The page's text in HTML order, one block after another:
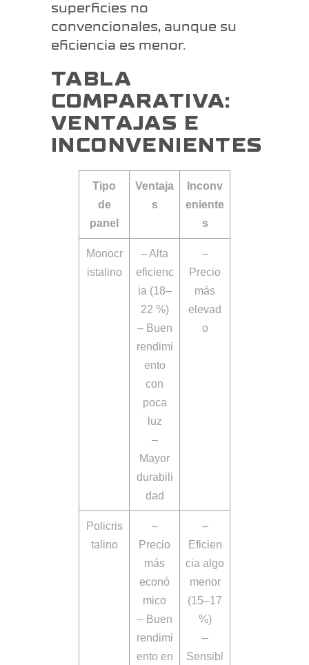
superficies no
convencionales, aunque su
eficiencia es menor.
TABLA
COMPARATIVA:
VENTAJAS E
INCONVENIENTES
Tipo
de
panel
Ventaja
s
Inconv
eniente
s
Monocr
istalino
– Alta
eficienc
ia (18–
22 %)
– Buen
rendimi
ento
con
poca
luz
–
Mayor
durabili
dad
–
Precio
más
elevad
o
Policris
talino
–
Precio
más
econó
mico
– Buen
rendimi
ento en
–
Eficien
cia algo
menor
(15–17
%)
–
Sensibl